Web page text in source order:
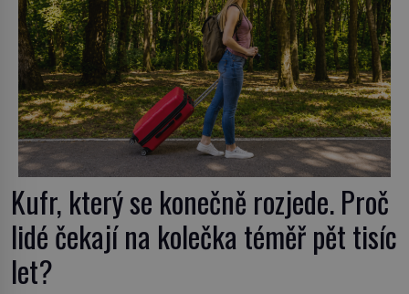
Kufr, který se konečně rozjede. Proč
lidé čekají na kolečka téměř pět tisíc
let?